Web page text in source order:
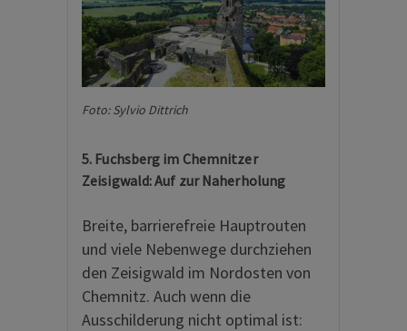
Foto: Sylvio Dittrich
5. Fuchsberg im Chemnitzer
Zeisigwald: Auf zur Naherholung
Breite, barrierefreie Hauptrouten
und viele Nebenwege durchziehen
den Zeisigwald im Nordosten von
Chemnitz. Auch wenn die
Ausschilderung nicht optimal ist: